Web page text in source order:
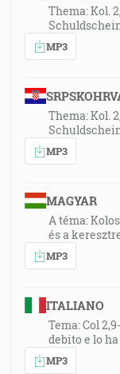
Thema: Kol.
MP3
Thema: Kol.
MP3
MAGYAR
A téma:
és a
MP3
ITALIANO
Tema: Col
debito e lo
MP3